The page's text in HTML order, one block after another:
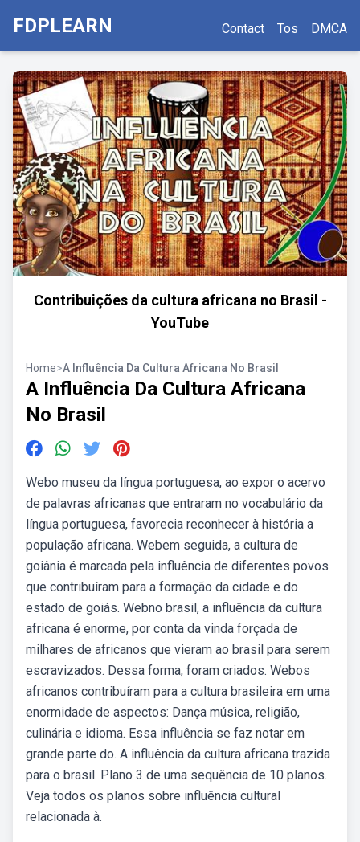
FDPLEARN Contact Tos DMCA
Contribuições da cultura africana no Brasil -
YouTube
Home>A Influência Da Cultura Africana No Brasil
A Influência Da Cultura Africana
No Brasil
Webo museu da língua portuguesa, ao expor o acervo
de palavras africanas que entraram no vocabulário da
língua portuguesa, favorecia reconhecer à história a
população africana. Webem seguida, a cultura de
goiânia é marcada pela influência de diferentes povos
que contribuíram para a formação da cidade e do
estado de goiás. Webno brasil, a influência da cultura
africana é enorme, por conta da vinda forçada de
milhares de africanos que vieram ao brasil para serem
escravizados. Dessa forma, foram criados. Webos
africanos contribuíram para a cultura brasileira em uma
enormidade de aspectos: Dança música, religião,
culinária e idioma. Essa influência se faz notar em
grande parte do. A influência da cultura africana trazida
para o brasil. Plano 3 de uma sequência de 10 planos.
Veja todos os planos sobre influência cultural
relacionada à.